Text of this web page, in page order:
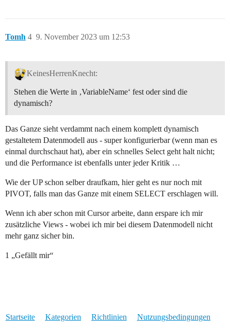
Tomh 9. November 2023 um 12:53
4
KeinesHerrenKnecht:
Stehen die Werte in ‚VariableName‘ fest oder sind die
dynamisch?
Das Ganze sieht verdammt nach einem komplett dynamisch
gestaltetem Datenmodell aus - super konfigurierbar (wenn man es
einmal durchschaut hat), aber ein schnelles Select geht halt nicht;
und die Performance ist ebenfalls unter jeder Kritik …
Wie der UP schon selber draufkam, hier geht es nur noch mit
PIVOT, falls man das Ganze mit einem SELECT erschlagen will.
Wenn ich aber schon mit Cursor arbeite, dann erspare ich mir
zusätzliche Views - wobei ich mir bei diesem Datenmodell nicht
mehr ganz sicher bin.
1 „Gefällt mir“
Startseite Kategorien Richtlinien Nutzungsbedingungen